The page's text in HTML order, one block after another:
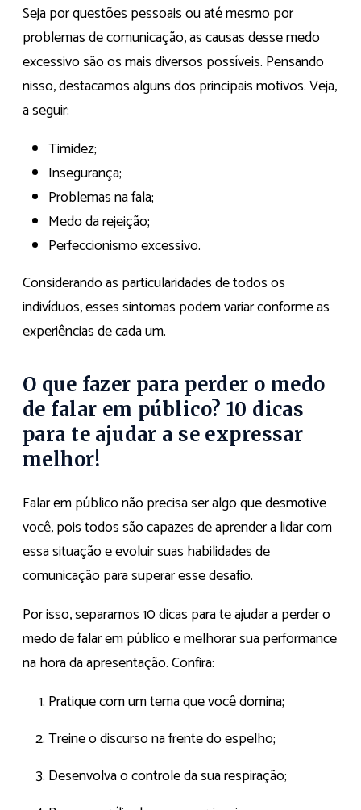
Seja por questões pessoais ou até mesmo por
problemas de comunicação, as causas desse medo
excessivo são os mais diversos possíveis. Pensando
nisso, destacamos alguns dos principais motivos. Veja,
a seguir:
Timidez;
Insegurança;
Problemas na fala;
Medo da rejeição;
Perfeccionismo excessivo.
Considerando as particularidades de todos os
indivíduos, esses sintomas podem variar conforme as
experiências de cada um.
O que fazer para perder o medo
de falar em público? 10 dicas
para te ajudar a se expressar
melhor!
Falar em público não precisa ser algo que desmotive
você, pois todos são capazes de aprender a lidar com
essa situação e evoluir suas habilidades de
comunicação para superar esse desafio.
Por isso, separamos 10 dicas para te ajudar a perder o
medo de falar em público e melhorar sua performance
na hora da apresentação. Confira:
Pratique com um tema que você domina;
Treine o discurso na frente do espelho;
Desenvolva o controle da sua respiração;